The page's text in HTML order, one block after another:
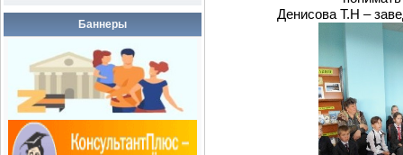
Баннеры
Денисова Т.Н –